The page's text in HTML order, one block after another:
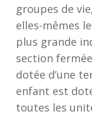
groupes de
elles-mêmes
plus grande
section
dotée d’une
enfant est
toutes les